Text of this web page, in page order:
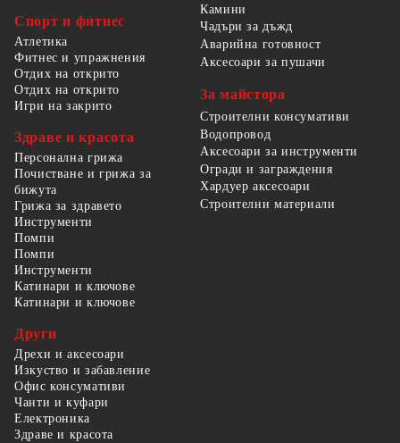
Спорт и фитнес
Атлетика
Фитнес и упражнения
Отдих на открито
Отдих на открито
Игри на закрито
Здраве и красота
Персонална грижа
Почистване и грижа за
бижута
Грижа за здравето
Камини
Чадъри за дъжд
Аварийна готовност
Аксесоари за пушачи
За майстора
Строителни консумативи
Водопровод
Аксесоари за инструменти
Огради и заграждения
Хардуер аксесоари
Строителни материали
Инструменти
Помпи
Помпи
Инструменти
Катинари и ключове
Катинари и ключове
Други
Дрехи и аксесоари
Изкуство и забавление
Офис консумативи
Чанти и куфари
Електроника
Здраве и красота